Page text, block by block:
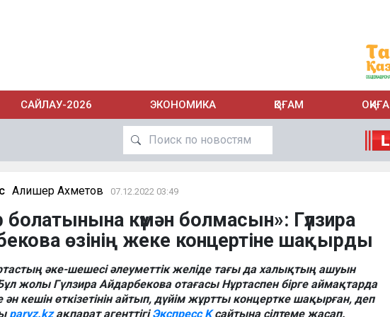
САЙЛАУ-2026 ЭКОНОМИКА ҚОҒАМ ОҚИҒА
Алишер Ахметов 07.12.2022 03:49
болатынына күмән болмасын»: Гүлзира
өзінің жеке концертіне шақырды
әке-шешесі әлеуметтік желіде тағы да халықтың ашуын
жолы Гүлзира Айдарбекова отағасы Нұртаспен бірге аймақтарда
ән кешін өткізетінін айтып, дүйім жұртты концертке шақырған, деп
paryz.kzақпарат агенттігіЭкспресс Kсайтына сілтеме жасап.